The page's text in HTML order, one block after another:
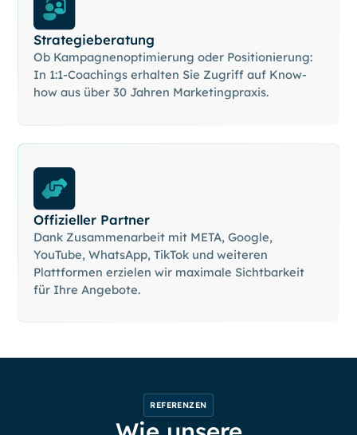
Strategieberatung
Ob Kampagnenoptimierung oder Positionierung:
In 1:1-Coachings erhalten Sie Zugriff auf Know-
how aus über 30 Jahren Marketingpraxis.
Offizieller Partner
Dank Zusammenarbeit mit META, Google,
YouTube, WhatsApp, TikTok und weiteren
Plattformen erzielen wir maximale Sichtbarkeit
für Ihre Angebote.
REFERENZEN